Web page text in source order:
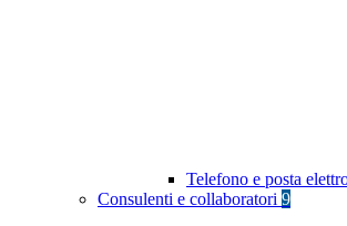
Telefono e posta
Consulenti e collaboratori 9